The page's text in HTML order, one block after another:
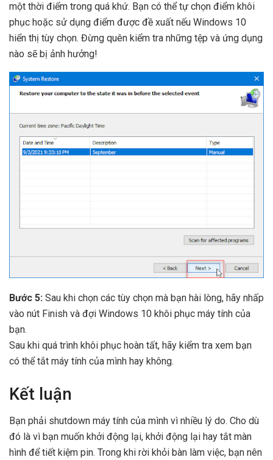
một thời điểm trong quá khứ. Bạn có thể tự chọn điểm khôi
phục hoặc sử dụng điểm được đề xuất nếu Windows 10
hiển thị tùy chọn. Đừng quên kiểm tra những tệp và ứng dụng
nào sẽ bị ảnh hưởng!
Bước 5: Sau khi chọn các tùy chọn mà bạn hài lòng, hãy nhấp
vào nút Finish và đợi Windows 10 khôi phục máy tính của
bạn.
Sau khi quá trình khôi phục hoàn tất, hãy kiểm tra xem bạn
có thể tắt máy tính của mình hay không.
Kết luận
Bạn phải shutdown máy tính của mình vì nhiều lý do. Cho dù
đó là vì bạn muốn khởi động lại, khởi động lại hay tắt màn
hình để tiết kiệm pin. Trong khi rời khỏi bàn làm việc, bạn nên